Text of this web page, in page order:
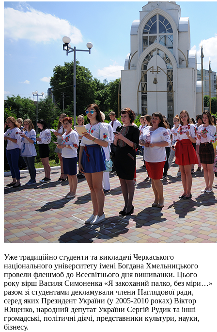
Уже традиційно студенти та викладачі Черкаського
національного університету імені Богдана Хмельницького
провели флешмоб до Всесвітнього дня вишиванки. Цього
року вірш Василя Симоненка «Я закоханий палко, без міри…»
разом зі студентами декламували члени Наглядової ради,
серед яких Президент України (у 2005-2010 роках) Віктор
Ющенко, народний депутат України Сергій Рудик та інші
громадські, політичні діячі, представники культури, науки,
бізнесу.